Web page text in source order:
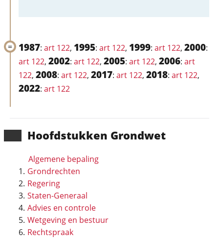
Hoofd­stukken Grondwet
Algemene bepaling
Grondrechten
Regering
Staten-Generaal
Advies en controle
Wetgeving en bestuur
Rechtspraak
1987: art 122, 1995: art 122, 1999: art 122, 2000:
art 122, 2002: art 122, 2005: art 122, 2006: art
122, 2008: art 122, 2017: art 122, 2018: art 122,
2022: art 122